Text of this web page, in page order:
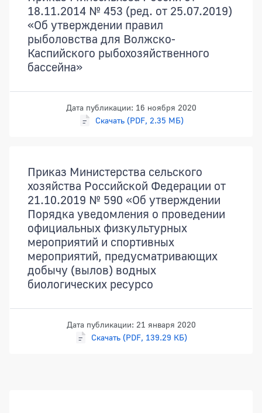
18.11.2014 № 453 (ред. от 25.07.2019)
«Об утверждении правил
рыболовства для Волжско-
Каспийского рыбохозяйственного
бассейна»
Дата публикации: 16 ноября 2020
Скачать (PDF, 2.35 МБ)
Приказ Министерства сельского
хозяйства Российской Федерации от
21.10.2019 № 590 «Об утверждении
Порядка уведомления о проведении
официальных физкультурных
мероприятий и спортивных
мероприятий, предусматривающих
добычу (вылов) водных
биологических ресурсо
Дата публикации: 21 января 2020
Скачать (PDF, 139.29 КБ)